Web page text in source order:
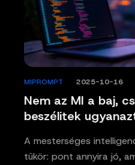
Nem az MI a baj,
beszélitek
MIPROMPT 2025-10-16
A mesterséges
tükör: pont annyira jó,